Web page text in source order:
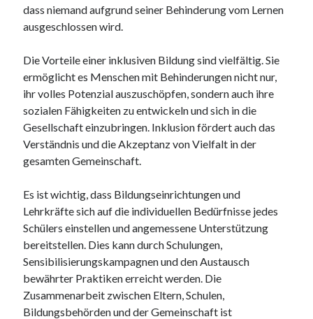
dass niemand aufgrund seiner Behinderung vom Lernen
ausgeschlossen wird.
Die Vorteile einer inklusiven Bildung sind vielfältig. Sie
ermöglicht es Menschen mit Behinderungen nicht nur,
ihr volles Potenzial auszuschöpfen, sondern auch ihre
sozialen Fähigkeiten zu entwickeln und sich in die
Gesellschaft einzubringen. Inklusion fördert auch das
Verständnis und die Akzeptanz von Vielfalt in der
gesamten Gemeinschaft.
Es ist wichtig, dass Bildungseinrichtungen und
Lehrkräfte sich auf die individuellen Bedürfnisse jedes
Schülers einstellen und angemessene Unterstützung
bereitstellen. Dies kann durch Schulungen,
Sensibilisierungskampagnen und den Austausch
bewährter Praktiken erreicht werden. Die
Zusammenarbeit zwischen Eltern, Schulen,
Bildungsbehörden und der Gemeinschaft ist